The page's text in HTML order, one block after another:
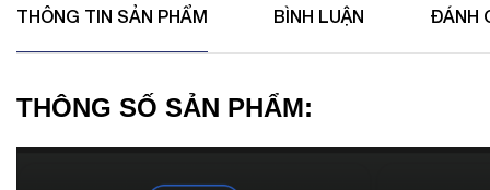
THÔNG TIN SẢN PHẨM BÌNH LUẬN ĐÁNH
THÔNG SỐ SẢN PHẨM: